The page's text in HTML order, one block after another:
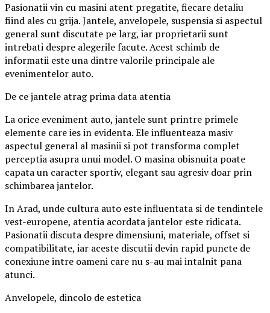
Pasionatii vin cu masini atent pregatite, fiecare detaliu
fiind ales cu grija. Jantele, anvelopele, suspensia si aspectul
general sunt discutate pe larg, iar proprietarii sunt
intrebati despre alegerile facute. Acest schimb de
informatii este una dintre valorile principale ale
evenimentelor auto.
De ce jantele atrag prima data atentia
La orice eveniment auto, jantele sunt printre primele
elemente care ies in evidenta. Ele influenteaza masiv
aspectul general al masinii si pot transforma complet
perceptia asupra unui model. O masina obisnuita poate
capata un caracter sportiv, elegant sau agresiv doar prin
schimbarea jantelor.
In Arad, unde cultura auto este influentata si de tendintele
vest-europene, atentia acordata jantelor este ridicata.
Pasionatii discuta despre dimensiuni, materiale, offset si
compatibilitate, iar aceste discutii devin rapid puncte de
conexiune intre oameni care nu s-au mai intalnit pana
atunci.
Anvelopele, dincolo de estetica